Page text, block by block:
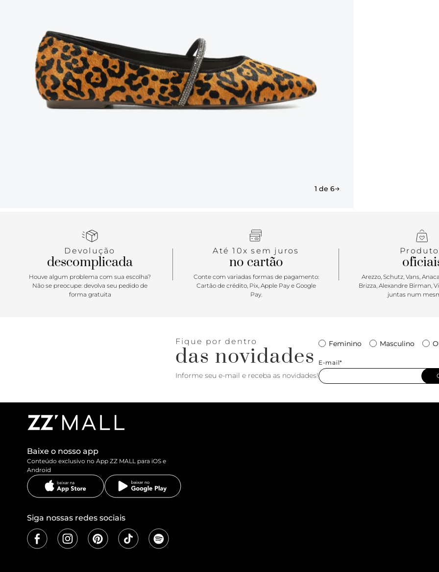
1 de 6
Devolução
descomplicada
Houve algum problema com sua escolha?
Não se preocupe: devolva seu pedido de
forma gratuita
Até 10x sem juros
no cartão
Conte com variadas formas de pagamento:
Cartão de crédito, Pix, Apple Pay e Google
Pay.
Arezzo, Schutz, Vans,
Brizza, Alexandre Birman,
juntas num
Fique por dentro
das novidades
Informe seu e-mail e receba as novidades!
Feminino Masculino
E-mail*
Baixe o nosso app
Conteúdo exclusivo no App ZZ MALL para iOS e
Android
Siga nossas redes sociais